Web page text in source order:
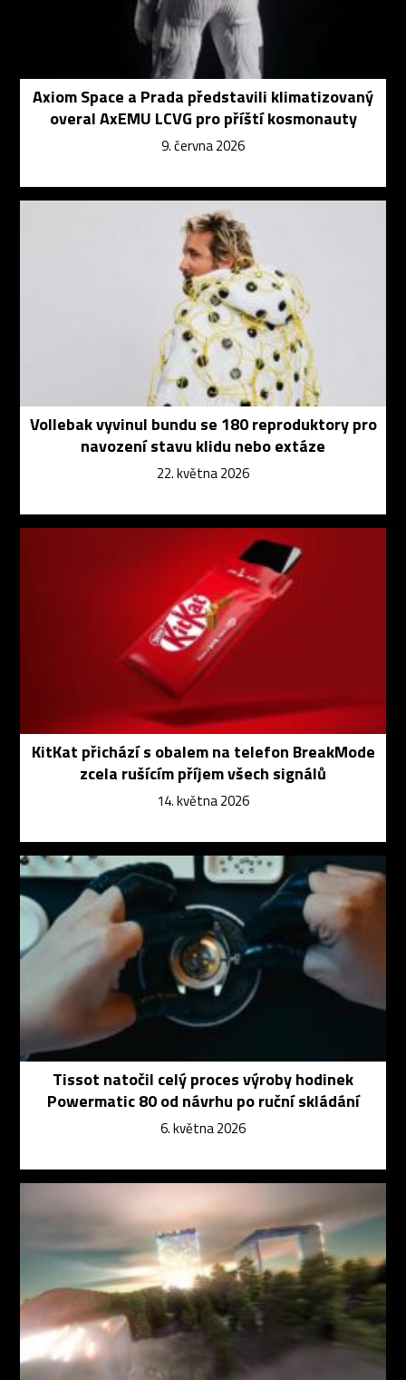
Axiom Space a Prada představili klimatizovaný
overal AxEMU LCVG pro příští kosmonauty
9. června 2026
Vollebak vyvinul bundu se 180 reproduktory pro
navození stavu klidu nebo extáze
22. května 2026
KitKat přichází s obalem na telefon BreakMode
zcela rušícím příjem všech signálů
14. května 2026
Tissot natočil celý proces výroby hodinek
Powermatic 80 od návrhu po ruční skládání
6. května 2026